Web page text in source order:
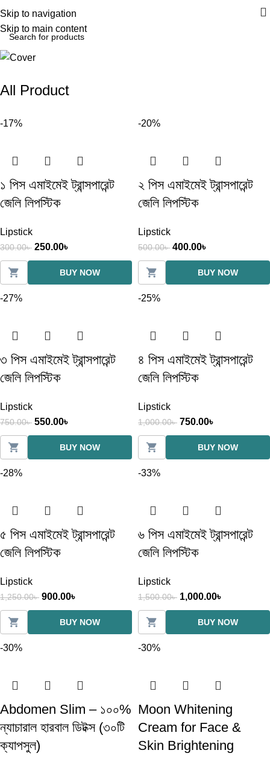
Skip to navigation
Skip to main content
All Product
-17%
১ পিস এমাইমেই ট্রান্সপারেন্ট
জেলি লিপস্টিক
Lipstick
300.00৳ 250.00৳
BUY NOW
-20%
২ পিস এমাইমেই ট্রান্সপারেন্ট
জেলি লিপস্টিক
Lipstick
500.00৳ 400.00৳
BUY NOW
-27%
৩ পিস এমাইমেই ট্রান্সপারেন্ট
জেলি লিপস্টিক
Lipstick
750.00৳ 550.00৳
BUY NOW
-25%
৪ পিস এমাইমেই ট্রান্সপারেন্ট
জেলি লিপস্টিক
Lipstick
1,000.00৳ 750.00৳
BUY NOW
-28%
৫ পিস এমাইমেই ট্রান্সপারেন্ট
জেলি লিপস্টিক
Lipstick
1,250.00৳ 900.00৳
BUY NOW
-33%
৬ পিস এমাইমেই ট্রান্সপারেন্ট
জেলি লিপস্টিক
Lipstick
1,500.00৳ 1,000.00৳
BUY NOW
-30%
Abdomen Slim – ১০০%
ন্যাচারাল হারবাল ডিটক্স (৩০টি
ক্যাপসুল)
-30%
Moon Whitening
Cream for Face &
Skin Brightening